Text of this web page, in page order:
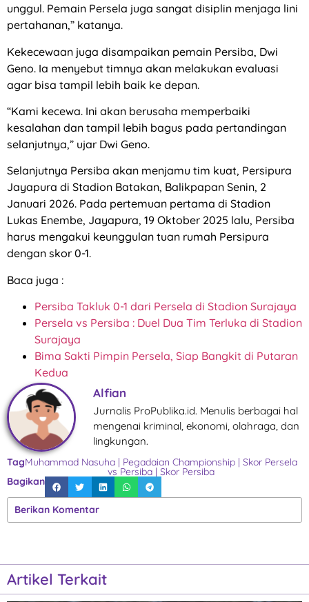
unggul. Pemain Persela juga sangat disiplin menjaga lini
pertahanan,” katanya.
Kekecewaan juga disampaikan pemain Persiba, Dwi
Geno. Ia menyebut timnya akan melakukan evaluasi
agar bisa tampil lebih baik ke depan.
“Kami kecewa. Ini akan berusaha memperbaiki
kesalahan dan tampil lebih bagus pada pertandingan
selanjutnya,” ujar Dwi Geno.
Selanjutnya Persiba akan menjamu tim kuat, Persipura
Jayapura di Stadion Batakan, Balikpapan Senin, 2
Januari 2026. Pada pertemuan pertama di Stadion
Lukas Enembe, Jayapura, 19 Oktober 2025 lalu, Persiba
harus mengakui keunggulan tuan rumah Persipura
dengan skor 0-1.
Baca juga :
Persiba Takluk 0-1 dari Persela di Stadion Surajaya
Persela vs Persiba : Duel Dua Tim Terluka di Stadion
Surajaya
Bima Sakti Pimpin Persela, Siap Bangkit di Putaran
Kedua
Alfian
Jurnalis ProPublika.id. Menulis berbagai hal
mengenai kriminal, ekonomi, olahraga, dan
lingkungan.
TagMuhammad Nasuha | Pegadaian Championship |Skor Persela
vs Persiba |Skor Persiba
Bagikan
Berikan Komentar
Artikel Terkait